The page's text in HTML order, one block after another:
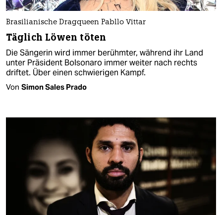
Brasilianische Dragqueen Pabllo Vittar
Täglich Löwen töten
Die Sängerin wird immer berühmter, während ihr Land
unter Präsident Bolsonaro immer weiter nach rechts
driftet. Über einen schwierigen Kampf.
Von Simon Sales Prado